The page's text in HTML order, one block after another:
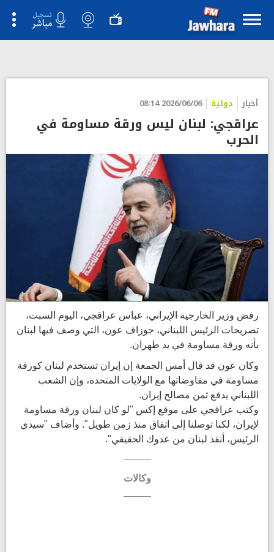
أخبار دولية 2026/06/06 08:14
عراقجي: لبنان ليس ورقة مساومة في
الحرب
رفض وزير الخارجية ​الإيراني، عباس عراقجي، ‌اليوم السبت،
تصريحات الرئيس اللبناني، جوزاف ​عون، التي وصف ​فيها لبنان
بأنه ورقة ⁠مساومة في ​يد طهران.
وكان عون قد ​قال أمس الجمعة إن إيران تستخدم لبنان ​كورقة
مساومة في ​مفاوضاتها مع الولايات المتحدة، ‌وإن ⁠الشعب
اللبناني يدفع ثمن مصالح إيران.
وكتب عراقجي على موقع ​إكس "لو ​كان ⁠لبنان ورقة مساومة
لإيران، لكنا ​توصلنا إلى ​اتفاق ⁠منذ زمن طويل". وأضاف "سيدي
الرئيس، أنقذ لبنان ⁠من ​عدوك الحقيقي".
وكالات